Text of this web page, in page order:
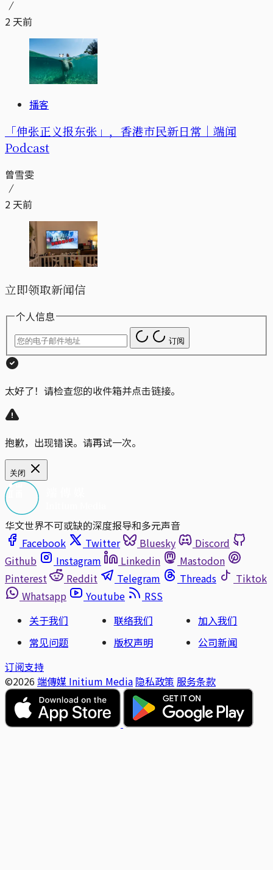
2 天前
播客
「伸张正义报东张」，香港市民新日常｜端闻
Podcast
曾雪雯
2 天前
立即领取新闻信
个人信息
订阅
太好了！请检查您的收件箱并点击链接。
抱歉，出现错误。请再试一次。
关闭
华文世界不可或缺的深度报导和多元声音
Facebook
Twitter Bluesky
Discord
Github
Instagram Linkedin
Mastodon
Pinterest
Reddit Telegram Threads
Tiktok
Whatsapp
Youtube
RSS
关于我们
联络我们
加入我们
常见问题
版权声明
公司新闻
订阅支持
©2026 端傳媒 Initium Media 隐私政策 服务条款